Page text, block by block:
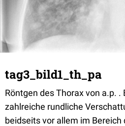
tag3_bild1_th_pa
Röntgen des Thorax von a.p. .
zahlreiche rundliche
beidseits vor allem im Bereich